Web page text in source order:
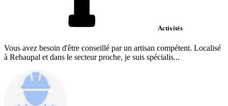
Activités
Vous avez besoin d'être conseillé par un artisan compétent. Localisé
à Rehaupal et dans le secteur proche, je suis spécialis...